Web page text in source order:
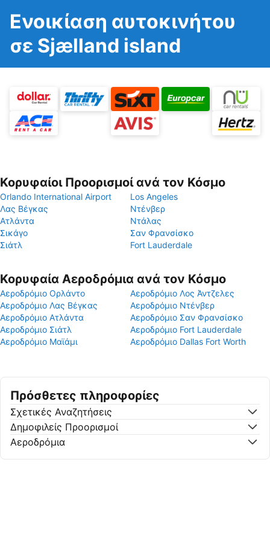
Ενοικίαση αυτοκινήτου
σε Sjælland island
Κορυφαίοι Προορισμοί ανά τον Κόσμο
Orlando International Airport
Los Angeles
Λας Βέγκας
Ντένβερ
Ατλάντα
Ντάλας
Σικάγο
Σαν Φρανσίσκο
Σιάτλ
Fort Lauderdale
Κορυφαία Αεροδρόμια ανά τον Κόσμο
Αεροδρόμιο Ορλάντο
Αεροδρόμιο Λος Άντζελες
Αεροδρόμιο Λας Βέγκας
Αεροδρόμιο Ντένβερ
Αεροδρόμιο Ατλάντα
Αεροδρόμιο Σαν Φρανσίσκο
Αεροδρόμιο Σιάτλ
Αεροδρόμιο Fort Lauderdale
Αεροδρόμιο Μαϊάμι
Αεροδρόμιο Dallas Fort Worth
Πρόσθετες πληροφορίες
Σχετικές Αναζητήσεις
Δημοφιλείς Προορισμοί
Αεροδρόμια